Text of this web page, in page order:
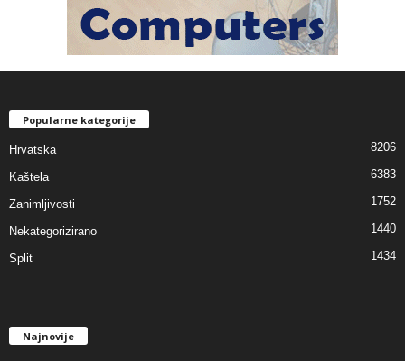
Popularne kategorije
Hrvatska 8206
Kaštela 6383
Zanimljivosti 1752
Nekategorizirano 1440
Split 1434
Najnovije